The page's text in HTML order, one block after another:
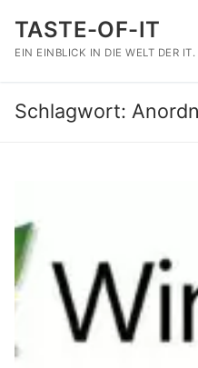
Inhalt
springen
TASTE-OF-IT
EIN EINBLICK IN DIE WELT DER IT.
Schlagwort: